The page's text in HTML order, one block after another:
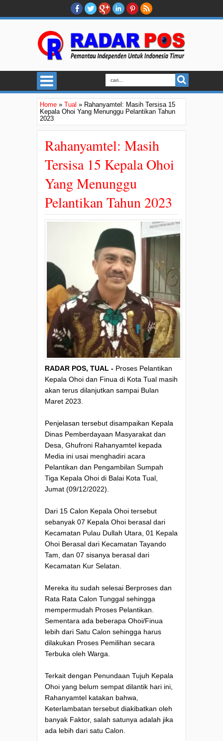
Home » Tual » Rahanyamtel: Masih Tersisa 15
Kepala Ohoi Yang Menunggu Pelantikan Tahun
2023
Rahanyamtel: Masih
Tersisa 15 Kepala Ohoi
Yang Menunggu
Pelantikan Tahun 2023
RADAR POS, TUAL - Proses Pelantikan
Kepala Ohoi dan Finua di Kota Tual masih
akan terus dilanjutkan sampai Bulan
Maret 2023.
Penjelasan tersebut disampaikan Kepala
Dinas Pemberdayaan Masyarakat dan
Desa, Ghufroni Rahanyamtel kepada
Media ini usai menghadiri acara
Pelantikan dan Pengambilan Sumpah
Tiga Kepala Ohoi di Balai Kota Tual,
Jumat (09/12/2022).
Dari 15 Calon Kepala Ohoi tersebut
sebanyak 07 Kepala Ohoi berasal dari
Kecamatan Pulau Dullah Utara, 01 Kepala
Ohoi Berasal dari Kecamatan Tayando
Tam, dan 07 sisanya berasal dari
Kecamatan Kur Selatan.
Mereka itu sudah selesai Berproses dan
Rata Rata Calon Tunggal sehingga
mempermudah Proses Pelantikan.
Sementara ada beberapa Ohoi/Finua
lebih dari Satu Calon sehingga harus
dilakukan Proses Pemilihan secara
Terbuka oleh Warga.
Terkait dengan Penundaan Tujuh Kepala
Ohoi yang belum sempat dilantik hari ini,
Rahanyamtel katakan bahwa,
Keterlambatan tersebut diakibatkan oleh
banyak Faktor, salah satunya adalah jika
ada lebih dari satu Calon.